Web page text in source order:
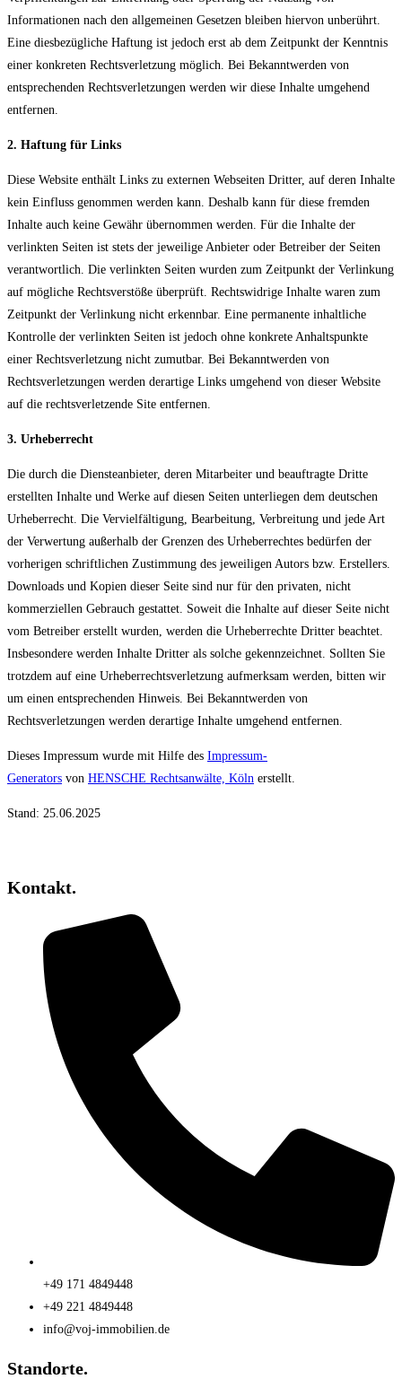
Informationen nach den allgemeinen Gesetzen bleiben hiervon unberührt.
Eine diesbezügliche Haftung ist jedoch erst ab dem Zeitpunkt der Kenntnis
einer konkreten Rechtsverletzung möglich. Bei Bekanntwerden von
entsprechenden Rechtsverletzungen werden wir diese Inhalte umgehend
entfernen.
2. Haftung für Links
Diese Website enthält Links zu externen Webseiten Dritter, auf deren Inhalte
kein Einfluss genommen werden kann. Deshalb kann für diese fremden
Inhalte auch keine Gewähr übernommen werden. Für die Inhalte der
verlinkten Seiten ist stets der jeweilige Anbieter oder Betreiber der Seiten
verantwortlich. Die verlinkten Seiten wurden zum Zeitpunkt der Verlinkung
auf mögliche Rechtsverstöße überprüft. Rechtswidrige Inhalte waren zum
Zeitpunkt der Verlinkung nicht erkennbar. Eine permanente inhaltliche
Kontrolle der verlinkten Seiten ist jedoch ohne konkrete Anhaltspunkte
einer Rechtsverletzung nicht zumutbar. Bei Bekanntwerden von
Rechtsverletzungen werden derartige Links umgehend von dieser Website
auf die rechtsverletzende Site entfernen.
3. Urheberrecht
Die durch die Diensteanbieter, deren Mitarbeiter und beauftragte Dritte
erstellten Inhalte und Werke auf diesen Seiten unterliegen dem deutschen
Urheberrecht. Die Vervielfältigung, Bearbeitung, Verbreitung und jede Art
der Verwertung außerhalb der Grenzen des Urheberrechtes bedürfen der
vorherigen schriftlichen Zustimmung des jeweiligen Autors bzw. Erstellers.
Downloads und Kopien dieser Seite sind nur für den privaten, nicht
kommerziellen Gebrauch gestattet. Soweit die Inhalte auf dieser Seite nicht
vom Betreiber erstellt wurden, werden die Urheberrechte Dritter beachtet.
Insbesondere werden Inhalte Dritter als solche gekennzeichnet. Sollten Sie
trotzdem auf eine Urheberrechtsverletzung aufmerksam werden, bitten wir
um einen entsprechenden Hinweis. Bei Bekanntwerden von
Rechtsverletzungen werden derartige Inhalte umgehend entfernen.
Dieses Impressum wurde mit Hilfe des Impressum-
Generators von HENSCHE Rechtsanwälte, Köln erstellt.
Stand: 25.06.2025
Kontakt.
+49 171 4849448
+49 221 4849448
info@voj-immobilien.de
Standorte.